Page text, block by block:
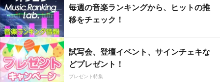
毎週の音楽ランキングから、ヒットの推
移をチェック！
試写会、登壇イベント、サインチェキな
どプレゼント！
プレゼント特集